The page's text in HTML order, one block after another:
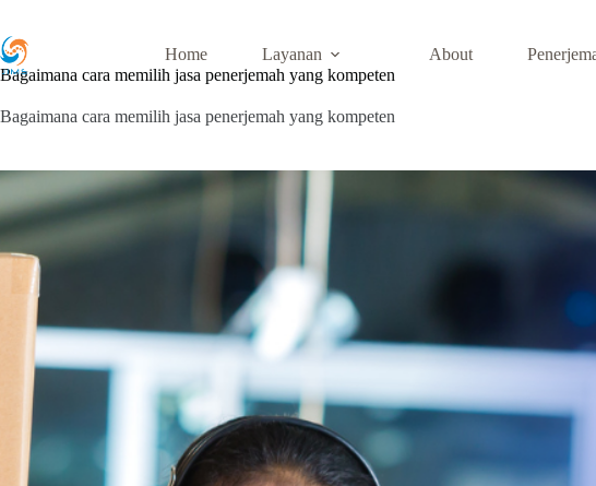
content
Home Layanan About
Bagaimana cara memilih jasa penerjemah yang kompeten
Bagaimana cara memilih jasa penerjemah yang kompeten